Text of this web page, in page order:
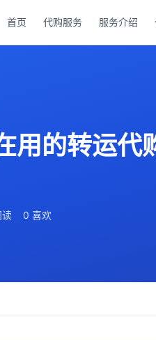
首页 代购服务 服务介绍
用的转运代
读 0 喜欢